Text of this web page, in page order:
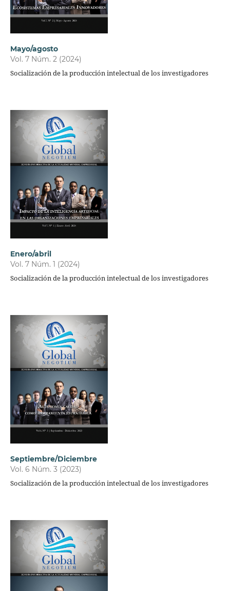
Mayo/agosto
Vol. 7 Núm. 2 (2024)
Socialización de la producción intelectual de los investigadores
Enero/abril
Vol. 7 Núm. 1 (2024)
Socialización de la producción intelectual de los investigadores
Septiembre/Diciembre
Vol. 6 Núm. 3 (2023)
Socialización de la producción intelectual de los investigadores